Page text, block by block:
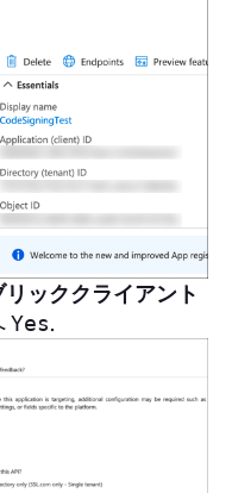
ッククライアント
Yes.